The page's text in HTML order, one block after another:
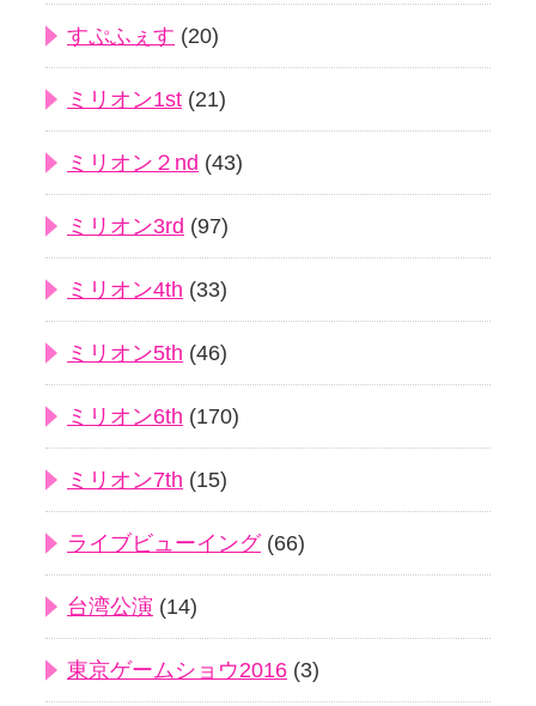
すぷふぇす (20)
ミリオン1st (21)
ミリオン２nd (43)
ミリオン3rd (97)
ミリオン4th (33)
ミリオン5th (46)
ミリオン6th (170)
ミリオン7th (15)
ライブビューイング(66)
台湾公演 (14)
東京ゲームショウ2016 (3)